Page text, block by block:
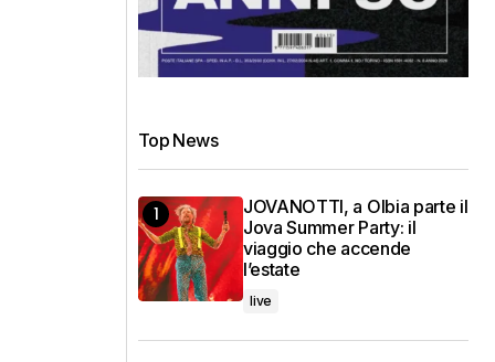
Top News
JOVANOTTI, a Olbia parte il
Jova Summer Party: il
viaggio che accende
l’estate
live